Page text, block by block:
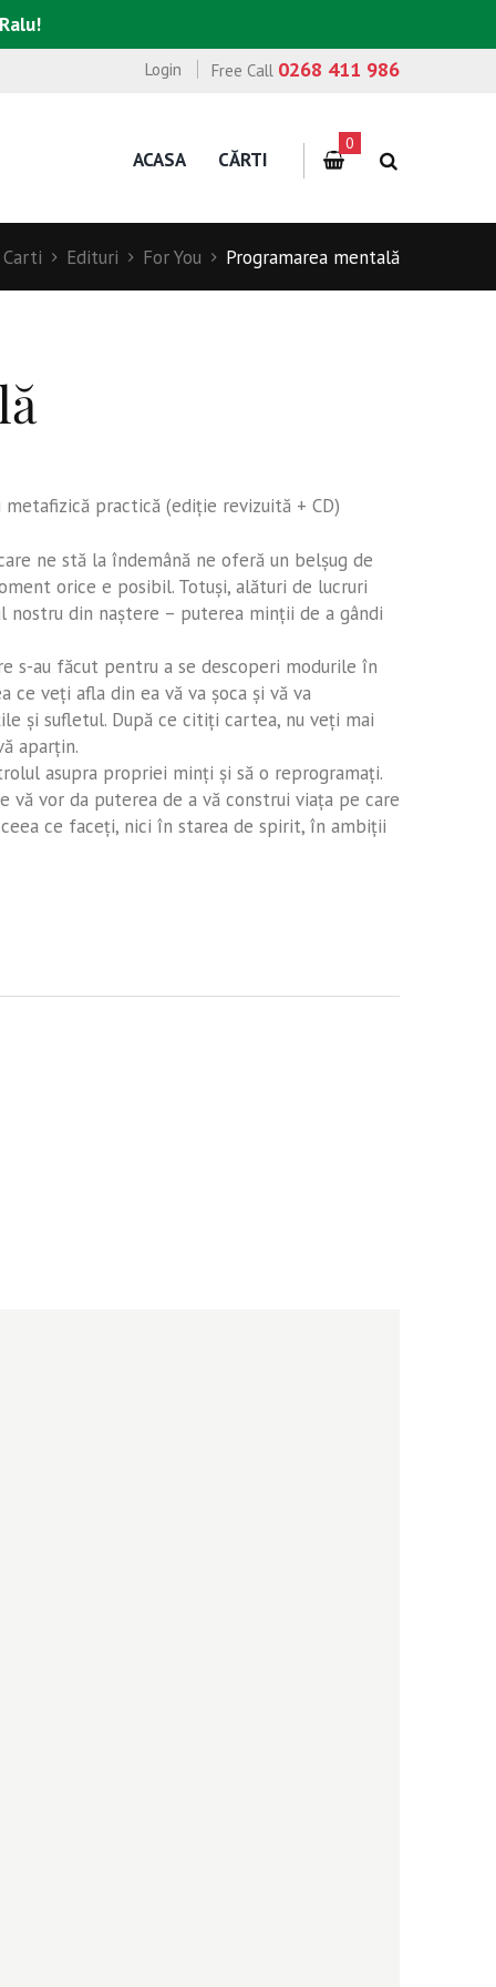
Free Call 0268 411 986
Login
ACASA CĂRTI
0
Carti Edituri For You Programarea mentală
practică (ediţie revizuită + CD)
ne stă la îndemână ne oferă un belşug de
orice e posibil. Totuşi, alături de lucruri
nostru din naştere – puterea minţii de a gândi
s-au făcut pentru a se descoperi modurile în
veţi afla din ea vă va şoca şi vă va
şi sufletul. După ce citiţi cartea, nu veţi mai
aparţin.
asupra propriei minţi şi să o reprogramaţi.
vă vor da puterea de a vă construi viaţa pe care
ce faceţi, nici în starea de spirit, în ambiţii